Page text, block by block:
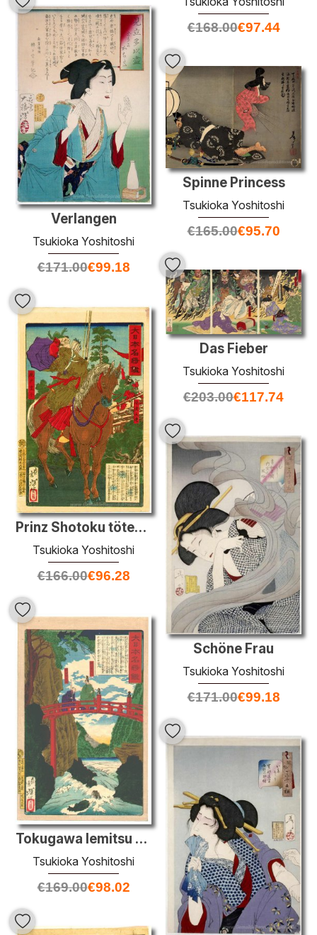
€168.00€97.44
Verlangen
Tsukioka Yoshitoshi
€171.00€99.18
Spinne Princess
Tsukioka Yoshitoshi
€165.00€95.70
Das Fieber
Tsukioka Yoshitoshi
€203.00€117.74
Prinz Shotoku töten Moriya kein Omuraji wegen Ketzerei
Tsukioka Yoshitoshi
€166.00€96.28
Schöne Frau
Tsukioka Yoshitoshi
€171.00€99.18
Tokugawa Iemitsu und II Naotaka in Nikko
Tsukioka Yoshitoshi
€169.00€98.02